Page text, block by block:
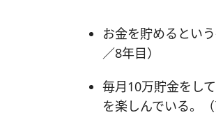
お金を貯めるとい
／8年目）
毎月10万貯金をし
を楽しんでいる。